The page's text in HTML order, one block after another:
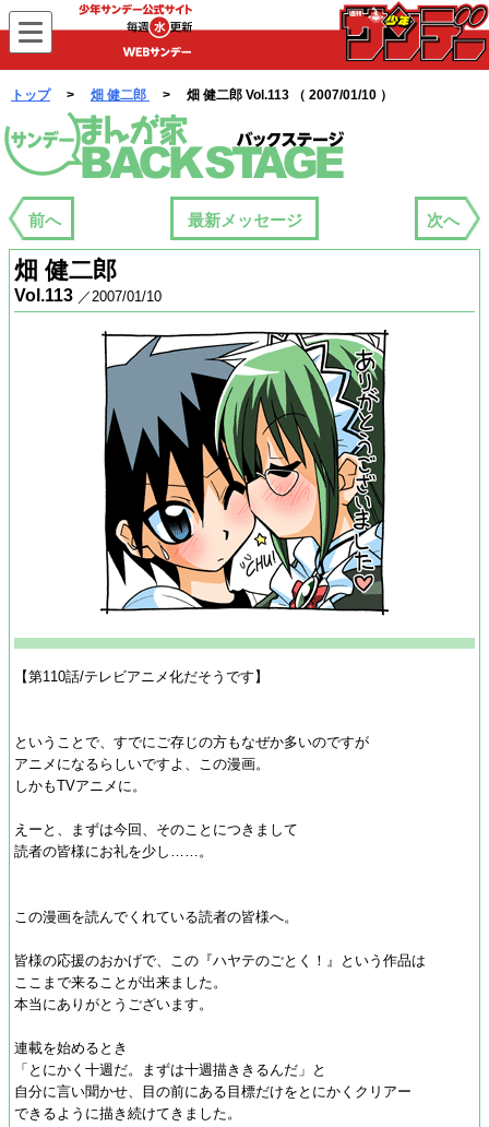
WEBサンデー
トップ> 畑 健二郎 > 畑 健二郎 Vol.113 （ 2007/01/10 ）
まんが家バックステージ
前へ 最新メッセージ 次へ
畑 健二郎
Vol.113 ／2007/01/10
【第110話/テレビアニメ化だそうです】
ということで、すでにご存じの方もなぜか多いのですが
アニメになるらしいですよ、この漫画。
しかもTVアニメに。
えーと、まずは今回、そのことにつきまして
読者の皆様にお礼を少し……。
この漫画を読んでくれている読者の皆様へ。
皆様の応援のおかげで、この『ハヤテのごとく！』という作品は
ここまで来ることが出来ました。
本当にありがとうございます。
連載を始めるとき
「とにかく十週だ。まずは十週描ききるんだ」と
自分に言い聞かせ、目の前にある目標だけをとにかくクリアー
できるように描き続けてきました。